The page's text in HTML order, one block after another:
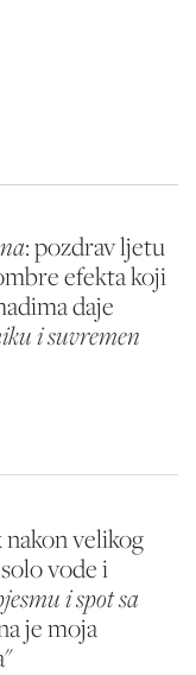
: pozdrav ljetu
efekta koji
daje
i suvremen
velikog
vode i
i spot sa
je moja